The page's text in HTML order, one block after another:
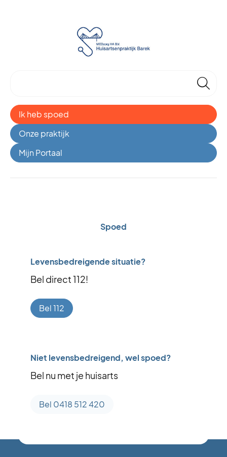
🔎
Onze praktijk
Mijn Portaal
Ik heb spoed
Spoed
Levensbedreigende situatie?
Bel direct 112!
Bel 112
Niet levensbedreigend, wel spoed?
Bel nu met je huisarts
Bel 0418 512 420